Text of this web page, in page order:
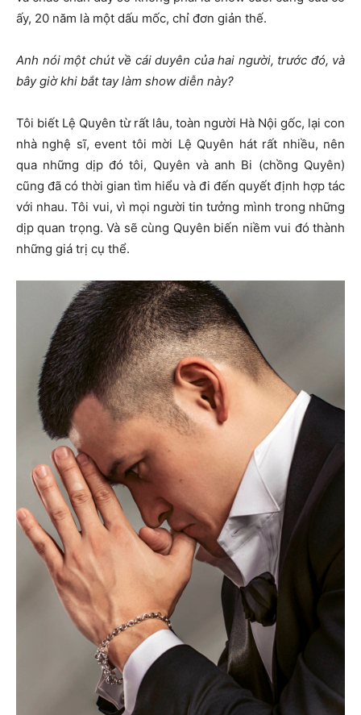
ấy, 20 năm là một dấu mốc, chỉ đơn giản thế.
Anh nói một chút về cái duyên của hai người, trước đó, và
bây giờ khi bắt tay làm show diễn này?
Tôi biết Lệ Quyên từ rất lâu, toàn người Hà Nội gốc, lại con
nhà nghệ sĩ, event tôi mời Lệ Quyên hát rất nhiều, nên
qua những dịp đó tôi, Quyên và anh Bi (chồng Quyên)
cũng đã có thời gian tìm hiểu và đi đến quyết định hợp tác
với nhau. Tôi vui, vì mọi người tin tưởng mình trong những
dịp quan trọng. Và sẽ cùng Quyên biến niềm vui đó thành
những giá trị cụ thể.